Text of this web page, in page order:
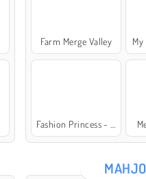
Farm Merge Valley